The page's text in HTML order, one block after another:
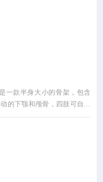
一款半身大小的骨架，包含
的下颚和颅骨，四肢可自然